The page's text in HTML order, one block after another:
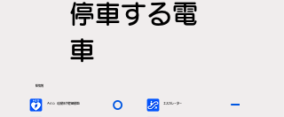
停車する電
車
駅情報
ＡＥＤ（自動体外除細動器） エスカレーター
〇
ー